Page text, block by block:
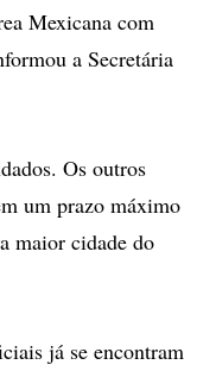
Mexicana com
a Secretária
Os outros
um prazo máximo
maior cidade do
já se encontram